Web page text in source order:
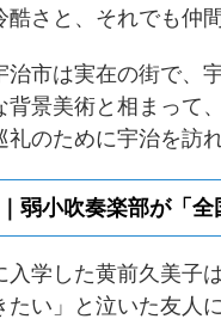
酷さと、それでも仲
治市は実在の街で、
背景美術と相まって
礼のために宇治を訪
弱小吹奏楽部が「
入学した黄前久美子
たい」と泣いた友人